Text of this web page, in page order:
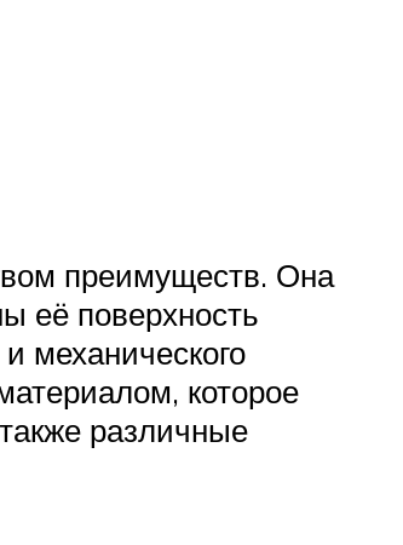
преимуществ. Она
её поверхность
механического
которое
различные